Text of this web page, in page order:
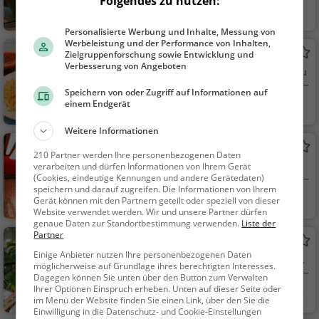
Wangen im Allgäu
hen, Frühstück, Gebä
ck / Teigwaren
Ristorante Paradiso
Italienisches Restaurant in Wangen im Allgäu
Wangen im Allgäu
ndessen, Vegetarisc
h, Mediterran
Vivo
Bar in Wangen im Allgäu
Wangen im Allgäu
Bar, Restaurant, B
iergarten, Café, Bier,
Wein, Snacks / Geträ
nke, Deutsch, Mittag
essen, Abendessen, E
uropäisch, Regionalk
üche, Frühstück, Bru
nch, Gebäck / Teigwa
Vietnamesisches Restaurant in Wangen im
Allgäu
Wangen im Allgäu
Restaurant, Vietn
amesisch, Asiatisch,
Personalisierte Werbung und Inhalte, Messung von
Werbeleistung und der Performance von Inhalten,
Zielgruppenforschung sowie Entwicklung und
Verbesserung von Angeboten
Speichern von oder Zugriff auf Informationen auf
einem Endgerät
Weitere Informationen
210 Partner werden Ihre personenbezogenen Daten
verarbeiten und dürfen Informationen von Ihrem Gerät
(Cookies, eindeutige Kennungen und andere Gerätedaten)
speichern und darauf zugreifen. Die Informationen von Ihrem
Gerät können mit den Partnern geteilt oder speziell von dieser
Website verwendet werden. Wir und unsere Partner dürfen
genaue Daten zur Standortbestimmung verwenden. Liste der
Partner
Einige Anbieter nutzen Ihre personenbezogenen Daten
möglicherweise auf Grundlage ihres berechtigten Interesses.
Dagegen können Sie unten über den Button zum Verwalten
Ihrer Optionen Einspruch erheben. Unten auf dieser Seite oder
im Menü der Website finden Sie einen Link, über den Sie die
Einwilligung in die Datenschutz- und Cookie-Einstellungen